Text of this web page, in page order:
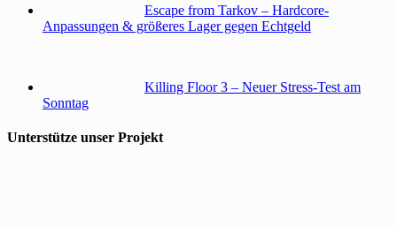
Escape from Tarkov – Hardcore-
Anpassungen & größeres Lager gegen Echtgeld
Killing Floor 3 – Neuer Stress-Test am
Sonntag
Unterstütze unser Projekt